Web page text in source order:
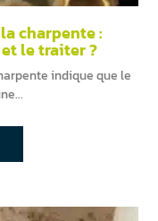
charpente :
le traiter ?
indique que le